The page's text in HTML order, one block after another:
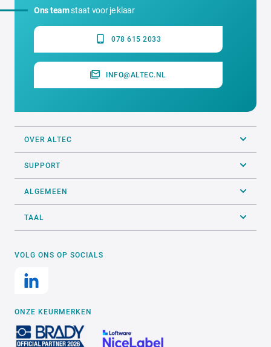
Ons teamstaat voor je klaar
078 615 2033
INFO@ALTEC.NL
OVER ALTEC
SUPPORT
ALGEMEEN
TAAL
VOLG ONS OP SOCIALS
ONZE KEURMERKEN